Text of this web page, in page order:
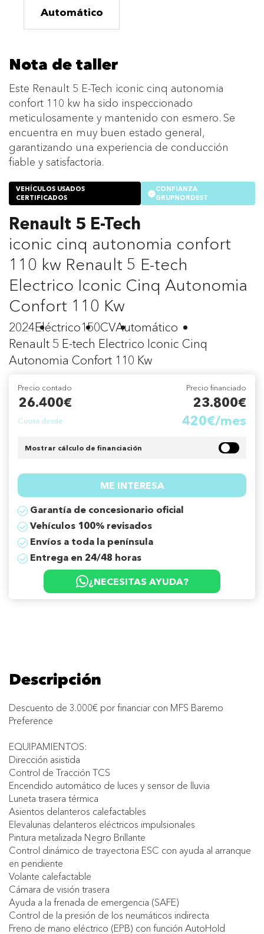
Automático
Nota de taller
Este Renault 5 E-Tech iconic cinq autonomia
confort 110 kw ha sido inspeccionado
meticulosamente y mantenido con esmero. Se
encuentra en muy buen estado general,
garantizando una experiencia de conducción
fiable y satisfactoria.
VEHÍCULOS USADOS
CERTIFICADOS
CONFIANZA
GRUPNORDEST
Renault 5 E-Tech
iconic cinq autonomia confort
110 kw Renault 5 E-tech
Electrico Iconic Cinq Autonomia
Confort 110 Kw
2024Eléctrico150CVAutomático
Renault 5 E-tech Electrico Iconic Cinq
Autonomia Confort 110 Kw
Precio contado
26.400€
Precio financiado
23.800€
Cuota desde 420€/mes
Mostrar cálculo de financiación
ME INTERESA
Garantía de concesionario oficial
Vehículos 100% revisados
Envíos a toda la península
Entrega en 24/48 horas
¿NECESITAS AYUDA?
Descripción
Descuento de 3.000€ por financiar con MFS Baremo
Preference
EQUIPAMIENTOS:
Dirección asistida
Control de Tracción TCS
Encendido automático de luces y sensor de lluvia
Luneta trasera térmica
Asientos delanteros calefactables
Elevalunas delanteros eléctricos impulsionales
Pintura metalizada Negro Brillante
Control dinámico de trayectoria ESC con ayuda al arranque
en pendiente
Volante calefactable
Cámara de visión trasera
Ayuda a la frenada de emergencia (SAFE)
Control de la presión de los neumáticos indirecta
Freno de mano eléctrico (EPB) con función AutoHold